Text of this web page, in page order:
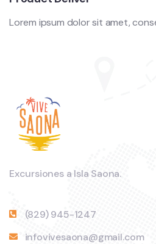
Lorem ipsum dolor sit amet,
Excursiones a Isla Saona.
(829) 945-1247
infovivesaona@gmail.com